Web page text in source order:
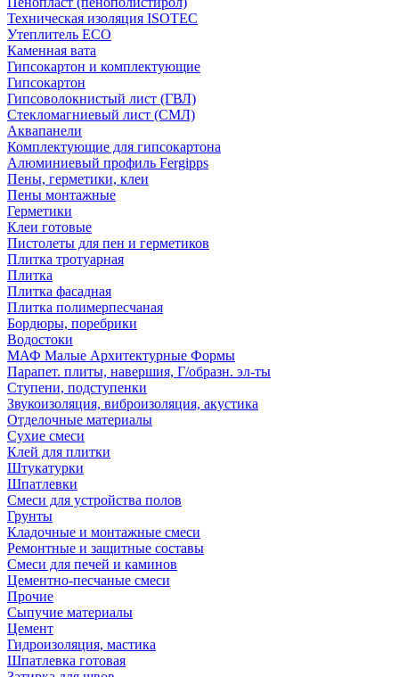
Техническая изоляция ISOTEC
Утеплитель ECO
Каменная вата
Гипсокартон и комплектующие
Гипсокартон
Гипсоволокнистый лист (ГВЛ)
Стекломагниевый лист (СМЛ)
Аквапанели
Комплектующие для гипсокартона
Алюминиевый профиль Fergipps
Пены, герметики, клеи
Пены монтажные
Герметики
Клеи готовые
Пистолеты для пен и герметиков
Плитка тротуарная
Плитка
Плитка фасадная
Плитка полимерпесчаная
Бордюры, поребрики
Водостоки
МАФ Малые Архитектурные Формы
Парапет. плиты, навершия, Г/образн. эл-ты
Ступени, подступенки
Звукоизоляция, виброизоляция, акустика
Отделочные материалы
Сухие смеси
Клей для плитки
Штукатурки
Шпатлевки
Смеси для устройства полов
Грунты
Кладочные и монтажные смеси
Ремонтные и защитные составы
Смеси для печей и каминов
Цементно-песчаные смеси
Прочие
Сыпучие материалы
Цемент
Гидроизоляция, мастика
Шпатлевка готовая